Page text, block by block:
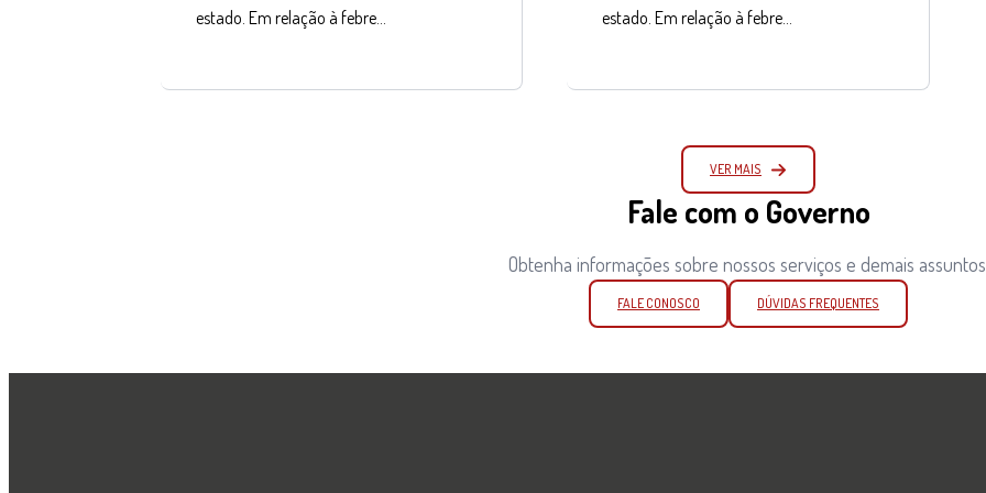
estado. Em relação à febre… estado. Em relação à febre…
VER MAIS
Fale com o Governo
Obtenha informações sobre nossos serviços e demais
FALE CONOSCO DÚVIDAS FREQUENTES